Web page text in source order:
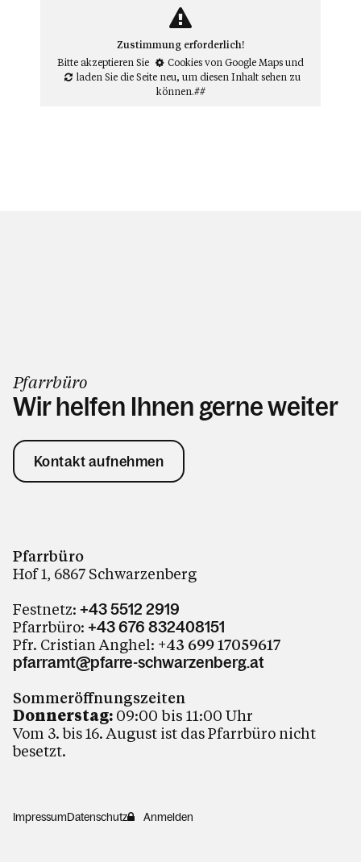
Zustimmung erforderlich!
Bitte akzeptieren Sie
Cookies von Google Mapsund
laden Sie die Seite neu, um diesen Inhalt sehen zu
können.##
Pfarrbüro
Wir helfen Ihnen gerne weiter
Kontakt aufnehmen
Pfarrbüro
Hof 1, 6867 Schwarzenberg
Festnetz: +43 5512 2919
Pfarrbüro: +43 676 832408151
Pfr. Cristian Anghel: +43 699 17059617
pfarramt@pfarre-schwarzenberg.at
Sommeröffnungszeiten
Donnerstag: 09:00 bis 11:00 Uhr
Vom 3. bis 16. August ist das Pfarrbüro nicht
besetzt.
ImpressumDatenschutz Anmelden